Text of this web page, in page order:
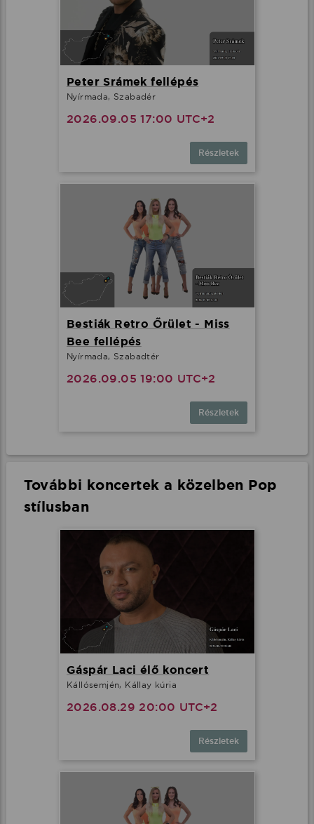
Peter Srámek fellépés
Nyírmada, Szabadér
2026.09.05 17:00 UTC+2
Részletek
Bestiák Retro Őrület - Miss
Bee fellépés
Nyírmada, Szabadtér
2026.09.05 19:00 UTC+2
Részletek
További koncertek a közelben Pop
stílusban
Gáspár Laci élő koncert
Kállósemjén, Kállay kúria
2026.08.29 20:00 UTC+2
Részletek